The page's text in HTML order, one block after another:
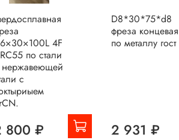
4F
по стали
с
800 ₽
D8*30*75*d8
фреза концевая
по металлу гост
2 931 ₽